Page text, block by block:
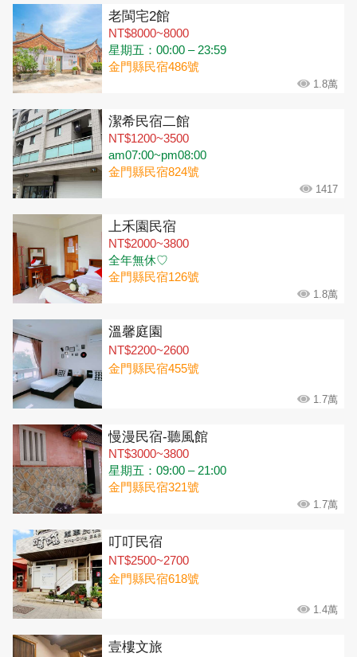
老閩宅2館
NT$8000~8000
星期五：00:00 – 23:59
金門縣民宿486號
1.8萬
潔希民宿二館
NT$1200~3500
am07:00~pm08:00
金門縣民宿824號
1417
上禾園民宿
NT$2000~3800
全年無休♡
金門縣民宿126號
1.8萬
溫馨庭園
NT$2200~2600
金門縣民宿455號
1.7萬
慢漫民宿-聽風館
NT$3000~3800
星期五：09:00 – 21:00
金門縣民宿321號
1.7萬
叮叮民宿
NT$2500~2700
金門縣民宿618號
1.4萬
壹樓文旅